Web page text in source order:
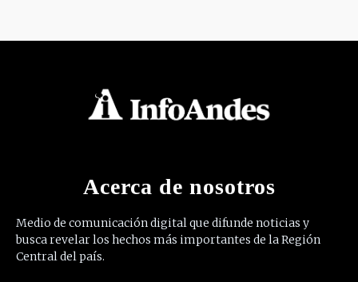
Acerca de nosotros
Medio de comunicación digital que difunde noticias y
busca revelar los hechos más importantes de la Región
Central del país.